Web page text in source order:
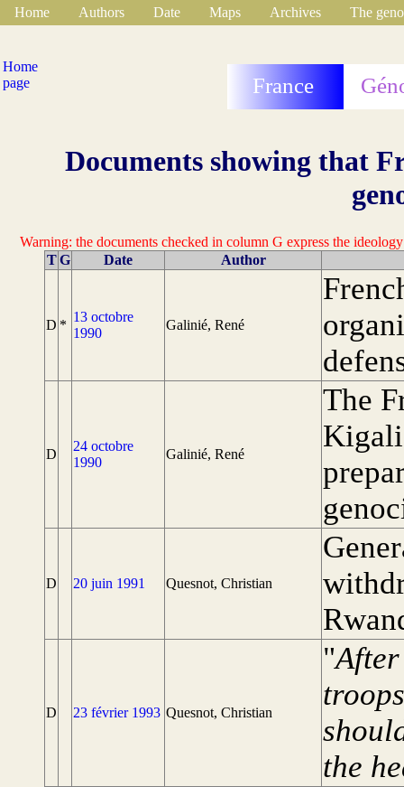
Home Authors Date Maps Archives The
Home
page
France
Documents showing that
Warning: the documents checked in column G express the
T G Date Author
D *
13 octobre
1990
Galinié, René
D
24 octobre
1990
Galinié, René
The
D 20 juin 1991 Quesnot, Christian
D 23 février 1993 Quesnot, Christian
"
the